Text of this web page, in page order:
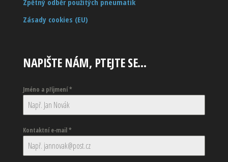
Zásady cookies (EU)
NAPIŠTE NÁM, PTEJTE SE…
Jméno a příjmení*
Kontaktní e-mail*